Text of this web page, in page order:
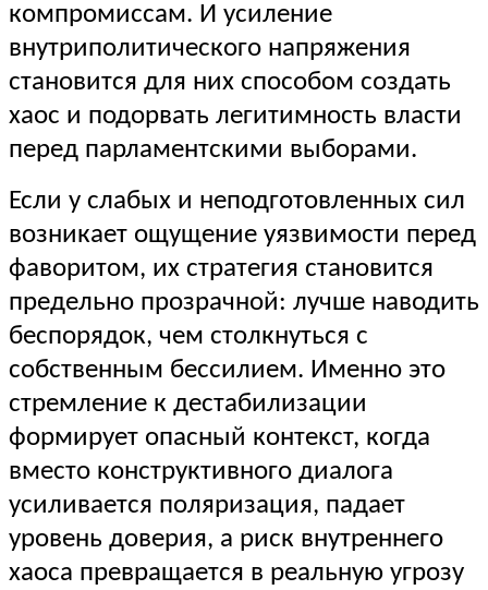
компромиссам. И усиление
внутриполитического напряжения
становится для них способом создать
хаос и подорвать легитимность власти
перед парламентскими выборами.
Если у слабых и неподготовленных сил
возникает ощущение уязвимости перед
фаворитом, их стратегия становится
предельно прозрачной: лучше наводить
беспорядок, чем столкнуться с
собственным бессилием. Именно это
стремление к дестабилизации
формирует опасный контекст, когда
вместо конструктивного диалога
усиливается поляризация, падает
уровень доверия, а риск внутреннего
хаоса превращается в реальную угрозу